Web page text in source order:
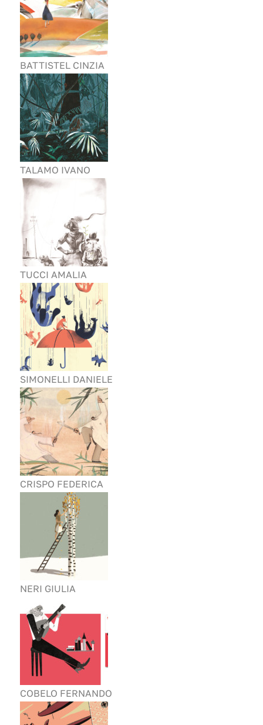
BATTISTEL CINZIA
TALAMO IVANO
TUCCI AMALIA
SIMONELLI DANIELE
CRISPO FEDERICA
NERI GIULIA
COBELO FERNANDO